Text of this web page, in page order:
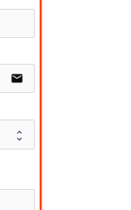
email